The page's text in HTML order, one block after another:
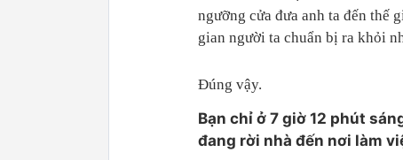
ngưỡng cửa đưa anh ta đến thế
gian người ta chuẩn bị ra khỏi
Đúng vậy.
Bạn chỉ ở 7 giờ 12 phút
đang rời nhà đến nơi làm